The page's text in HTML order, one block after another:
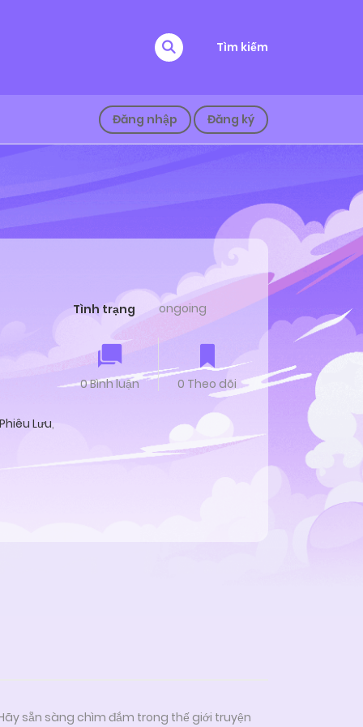
Tìm kiếm
Đăng nhập Đăng ký
Phiêu Lưu,
Tình trạng ongoing
0 Bình luận 0 Theo dõi
sẵn sàng chìm đắm trong thế giới truyện